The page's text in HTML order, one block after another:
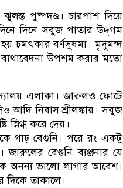
পুষ্পদণ্ড। চারপাশ দিয়ে
দিনে সবুজ পাতার উদ্‌গম
চমৎকার বর্ণসুষমা। মৃদুমন্দ
উপশম করার মতো
এলাকা। জারুলও ফোটে
আদি নিবাস শ্রীলঙ্কায়। সবুজ
স্নিগ্ধ করে দেয়।
গাঢ় বেগুনি। পরে রং একটু
বেগুনি ব্যঞ্জনার যে
অনন্য ভালো লাগার আবেশ।
দিকে তাকালে।